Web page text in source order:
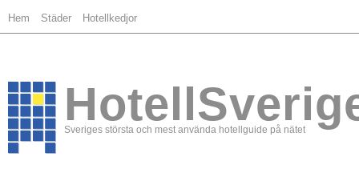
Hem Städer Hotellkedjor
Sveriges största och mest använda hotellguide på nätet